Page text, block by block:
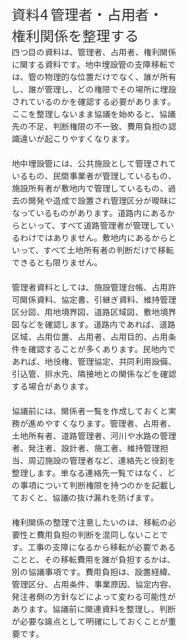
資料4 管理者・占用者・
権利関係を整理する
四つ目の資料は、管理者、占用者、権利関係
に関する資料です。地中埋設管の支障移転で
は、管の物理的な位置だけでなく、誰が所有
し、誰が管理し、どの権限でその場所に埋設
されているのかを確認する必要があります。
ここを整理しないまま協議を始めると、協議
先の不足、判断権限の不一致、費用負担の認
識違いが起こりやすくなります。
地中埋設管には、公共施設として管理されて
いるもの、民間事業者が管理しているもの、
施設所有者が敷地内で管理しているもの、過
去の開発や造成で設置され管理区分が曖昧に
なっているものがあります。道路内にあるか
らといって、すべて道路管理者が管理してい
るわけではありません。敷地内にあるからと
いって、すべて土地所有者の判断だけで移転
できるとも限りません。
管理者資料としては、施設管理台帳、占用許
可関係資料、協定書、引継ぎ資料、維持管理
区分図、用地境界図、道路区域図、敷地境界
図などを確認します。道路内であれば、道路
区域、占用位置、占用者、占用目的、占用条
件を確認することが多くあります。民地内で
あれば、地役権、管理協定、共同利用設備、
引込管、排水先、隣接地との関係などを確認
する場合があります。
協議前には、関係者一覧を作成しておくと実
務が進めやすくなります。管理者、占用者、
土地所有者、道路管理者、河川や水路の管理
者、発注者、設計者、施工者、維持管理担
当、周辺施設の管理者など、連絡先と役割を
整理します。単なる連絡先一覧ではなく、ど
の事項について判断権限を持つのかを記載し
ておくと、協議の抜け漏れを防げます。
権利関係の整理で注意したいのは、移転の必
要性と費用負担の判断を混同しないことで
す。工事の支障になるから移転が必要である
ことと、その移転費用を誰が負担するかは、
別の協議事項です。費用負担は、設置経緯、
管理区分、占用条件、事業原因、協定内容、
発注者側の方針などによって変わる可能性が
あります。協議前に関連資料を整理し、判断
が必要な論点として明確にしておくことが重
要です。